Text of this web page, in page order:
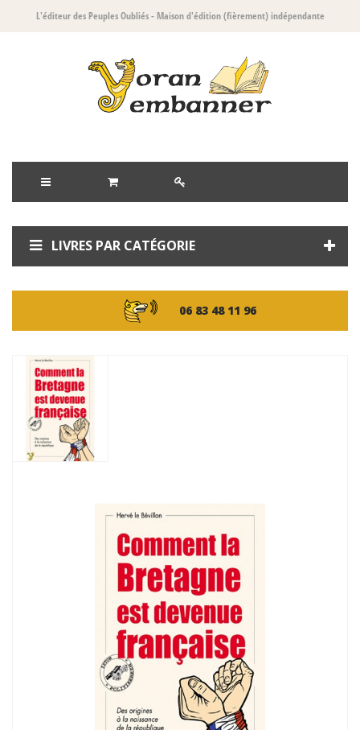
L'éditeur des Peuples Oubliés- Maison d'édition (fièrement) indépendante
LIVRES PAR CATÉGORIE
06 83 48 11 96